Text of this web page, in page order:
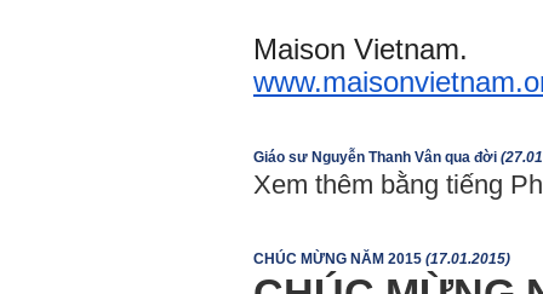
Maison Vietnam.
Giáo sư Nguyễn Thanh Vân qua đời
Xem thêm bằng tiếng
CHÚC MỪNG NĂM 2015 (17.01.2015)